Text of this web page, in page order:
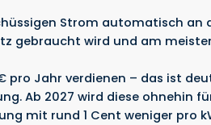
Strom automatisch an
gebraucht wird und am
pro Jahr verdienen – das ist
Ab 2027 wird diese ohnehin
mit rund 1 Cent weniger pro